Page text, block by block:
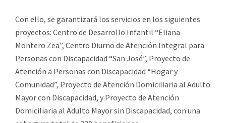
Con ello, se garantizará los servicios en los siguientes
proyectos: Centro de Desarrollo Infantil “Eliana
Montero Zea”, Centro Diurno de Atención Integral para
Personas con Discapacidad “San José”, Proyecto de
Atención a Personas con Discapacidad “Hogar y
Comunidad”, Proyecto de Atención Domiciliaria al Adulto
Mayor con Discapacidad, y Proyecto de Atención
Domiciliaria al Adulto Mayor sin Discapacidad, con una